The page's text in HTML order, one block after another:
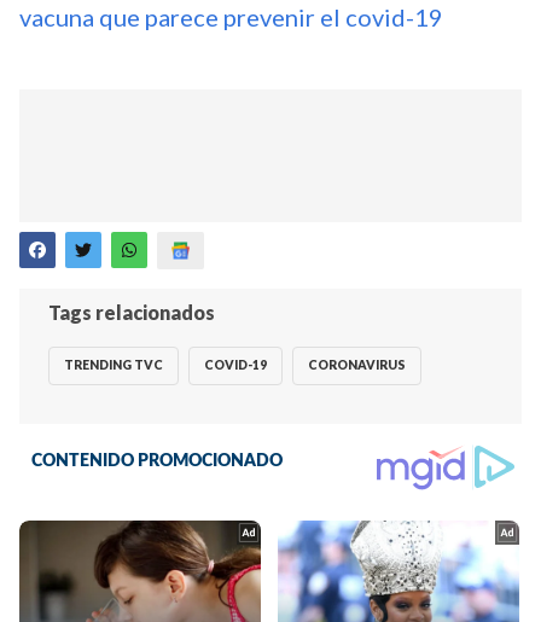
vacuna que parece prevenir el covid-19
Tags relacionados
TRENDING TVC COVID-19 CORONAVIRUS